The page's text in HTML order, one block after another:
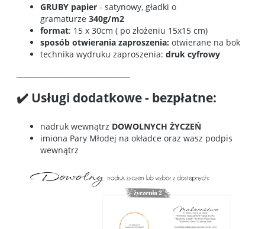
GRUBY papier - satynowy, gładki o
gramaturze 340g/m2
format: 15 x 30cm ( po złożeniu 15x15 cm)
sposób otwierania zaproszenia: otwierane na bok
technika wydruku zaproszenia: druk cyfrowy
✔️ Usługi dodatkowe - bezpłatne:
nadruk wewnątrz DOWOLNYCH ŻYCZEŃ
imiona Pary Młodej na okładce oraz wasz podpis
wewnątrz